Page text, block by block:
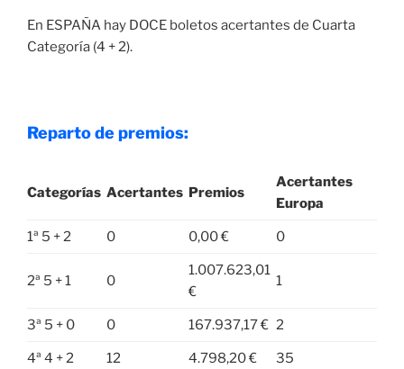
En ESPAÑA hay DOCE boletos acertantes de Cuarta
Categoría (4 + 2).
Reparto de premios:
Categorías Acertantes Premios
Acertantes
Europa
1ª 5 + 2 0 0,00 € 0
2ª 5 + 1 0
1.007.623,01
€
1
3ª 5 + 0 0 167.937,17 € 2
4ª 4 + 2 12 4.798,20 € 35